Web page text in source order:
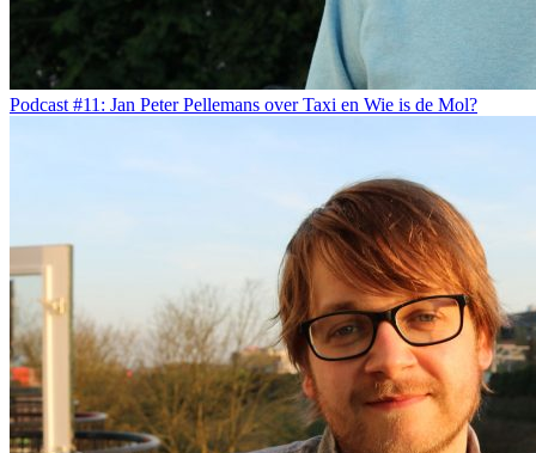
Podcast #11: Jan Peter Pellemans over Taxi en Wie is de Mol?